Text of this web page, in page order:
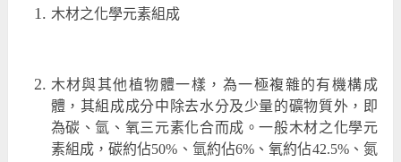
木材之化學元素組成
木材與其他植物體一樣，為一極複雜的有機構成
體，其組成成分中除去水分及少量的礦物質外，即
為碳、氫、氧三元素化合而成。一般木材之化學元
素組成，碳約佔50%、氫約佔6%、氧約佔42.5%、氮